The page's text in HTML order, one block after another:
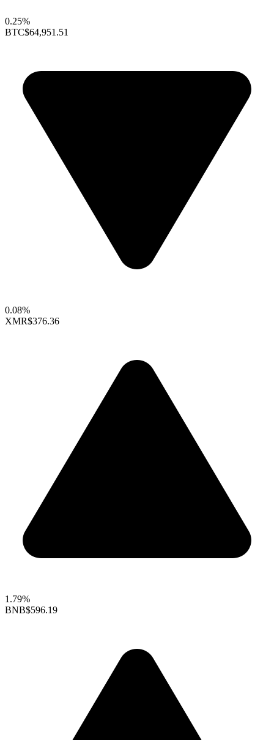
0.25%
BTC$64,951.51
0.08%
XMR$376.36
1.79%
BNB$596.19